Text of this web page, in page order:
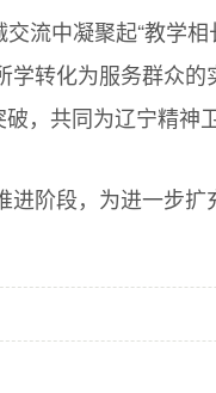
流中凝聚起“教学相
转化为服务群众
，共同为辽宁精神
阶段，为进一步扩